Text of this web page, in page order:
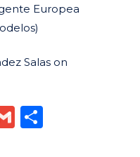
Europea
Salas on
Gmail